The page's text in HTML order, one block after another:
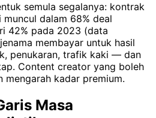
semula segalanya: kontrak
dalam 68% deal
42% pada 2023 (data
membayar untuk hasil
penukaran, trafik kaki — dan
Content creator yang boleh
mengarah kadar premium.
Masa